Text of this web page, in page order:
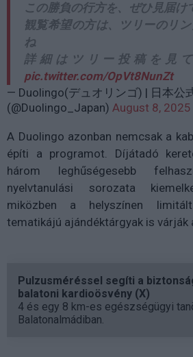
この勝負の行方を、ぜひ見届け
観覧希望の方は、ツリーのリ
ね
詳細はツリー投稿を見
pic.twitter.com/OpVt8NunZt
— Duolingo(デュオリンゴ) | 日本
(@Duolingo_Japan) August 8, 2025
A Duolingo azonban nemcsak a
építi a programot. Díjátadó
három leghűségesebb
nyelvtanulási sorozata
miközben a helyszínen
tematikájú ajándéktárgyak is várják
Pulzusméréssel segíti a
balatoni kardioösvény (X)
4 és egy 8 km-es egészségügyi
Balatonalmádiban.